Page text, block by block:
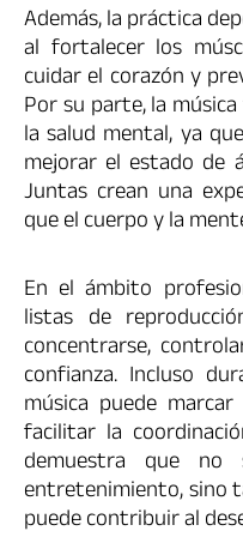
Además, la práctica
al fortalecer los
cuidar el corazón y
Por su parte, la
la salud mental, ya
mejorar el estado de
Juntas crean una
que el cuerpo y la
En el ámbito
listas de
concentrarse,
confianza. Incluso
música puede
facilitar la
demuestra que
entretenimiento, sino
puede contribuir al